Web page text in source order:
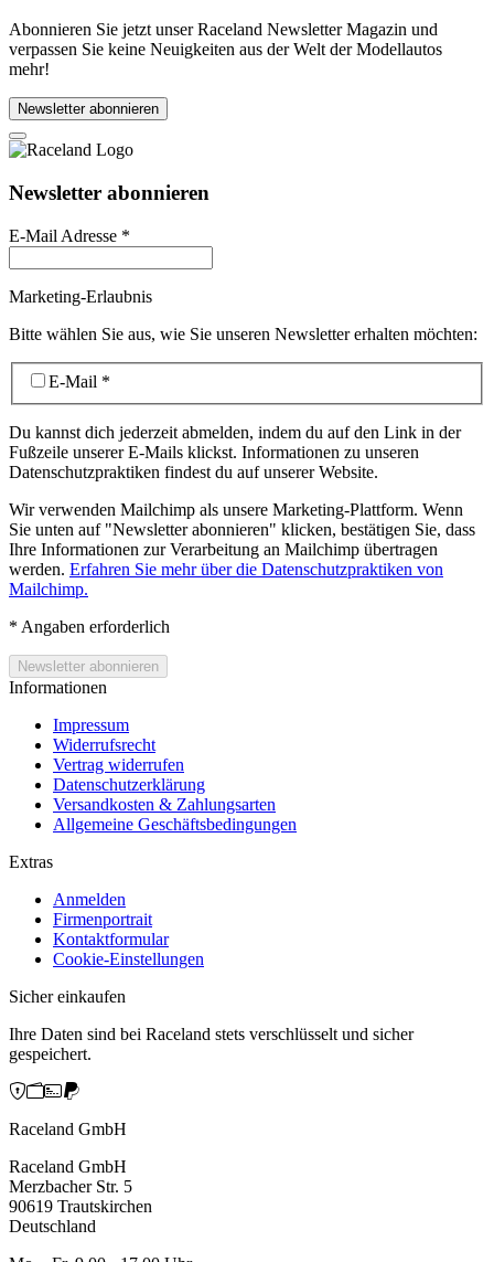
Abonnieren Sie jetzt unser Raceland Newsletter Magazin und
verpassen Sie keine Neuigkeiten aus der Welt der Modellautos
mehr!
Newsletter abonnieren
Newsletter abonnieren
E-Mail Adresse *
Marketing-Erlaubnis
Bitte wählen Sie aus, wie Sie unseren Newsletter erhalten möchten:
E-Mail *
Du kannst dich jederzeit abmelden, indem du auf den Link in der
Fußzeile unserer E-Mails klickst. Informationen zu unseren
Datenschutzpraktiken findest du auf unserer Website.
Wir verwenden Mailchimp als unsere Marketing-Plattform. Wenn
Sie unten auf "Newsletter abonnieren" klicken, bestätigen Sie, dass
Ihre Informationen zur Verarbeitung an Mailchimp übertragen
werden. Erfahren Sie mehr über die Datenschutzpraktiken von
Mailchimp.
* Angaben erforderlich
Informationen
Impressum
Widerrufsrecht
Vertrag widerrufen
Datenschutzerklärung
Versandkosten & Zahlungsarten
Allgemeine Geschäftsbedingungen
Extras
Anmelden
Firmenportrait
Kontaktformular
Cookie-Einstellungen
Sicher einkaufen
Ihre Daten sind bei Raceland stets verschlüsselt und sicher
gespeichert.
Raceland GmbH
Raceland GmbH
Merzbacher Str. 5
90619 Trautskirchen
Deutschland